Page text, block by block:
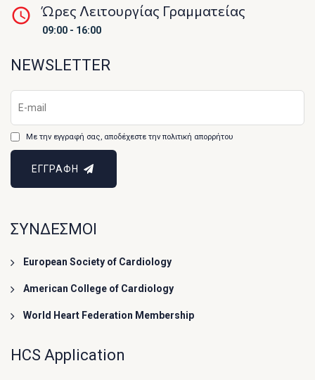
Ώρες Λειτουργίας Γραμματείας
09:00 - 16:00
NEWSLETTER
Με την εγγραφή σας, αποδέχεστε την πολιτική απορρήτου
ΕΓΓΡΑΦΗ
ΣΥΝΔΕΣΜΟΙ
European Society of Cardiology
American College of Cardiology
World Heart Federation Membership
HCS Application